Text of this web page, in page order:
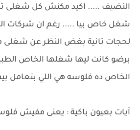
النضيف ..... اكيد مكنش كل شغلى تبع
شغل خاص بيا ..... رغم ان شركات
لحجات تانية بغض النظر عن
برضو كانت ليها شغلها الخاص
الخاص ده فلوسه هي اللي بتعامل
آيات بعيون باكية : يعنى مفيش